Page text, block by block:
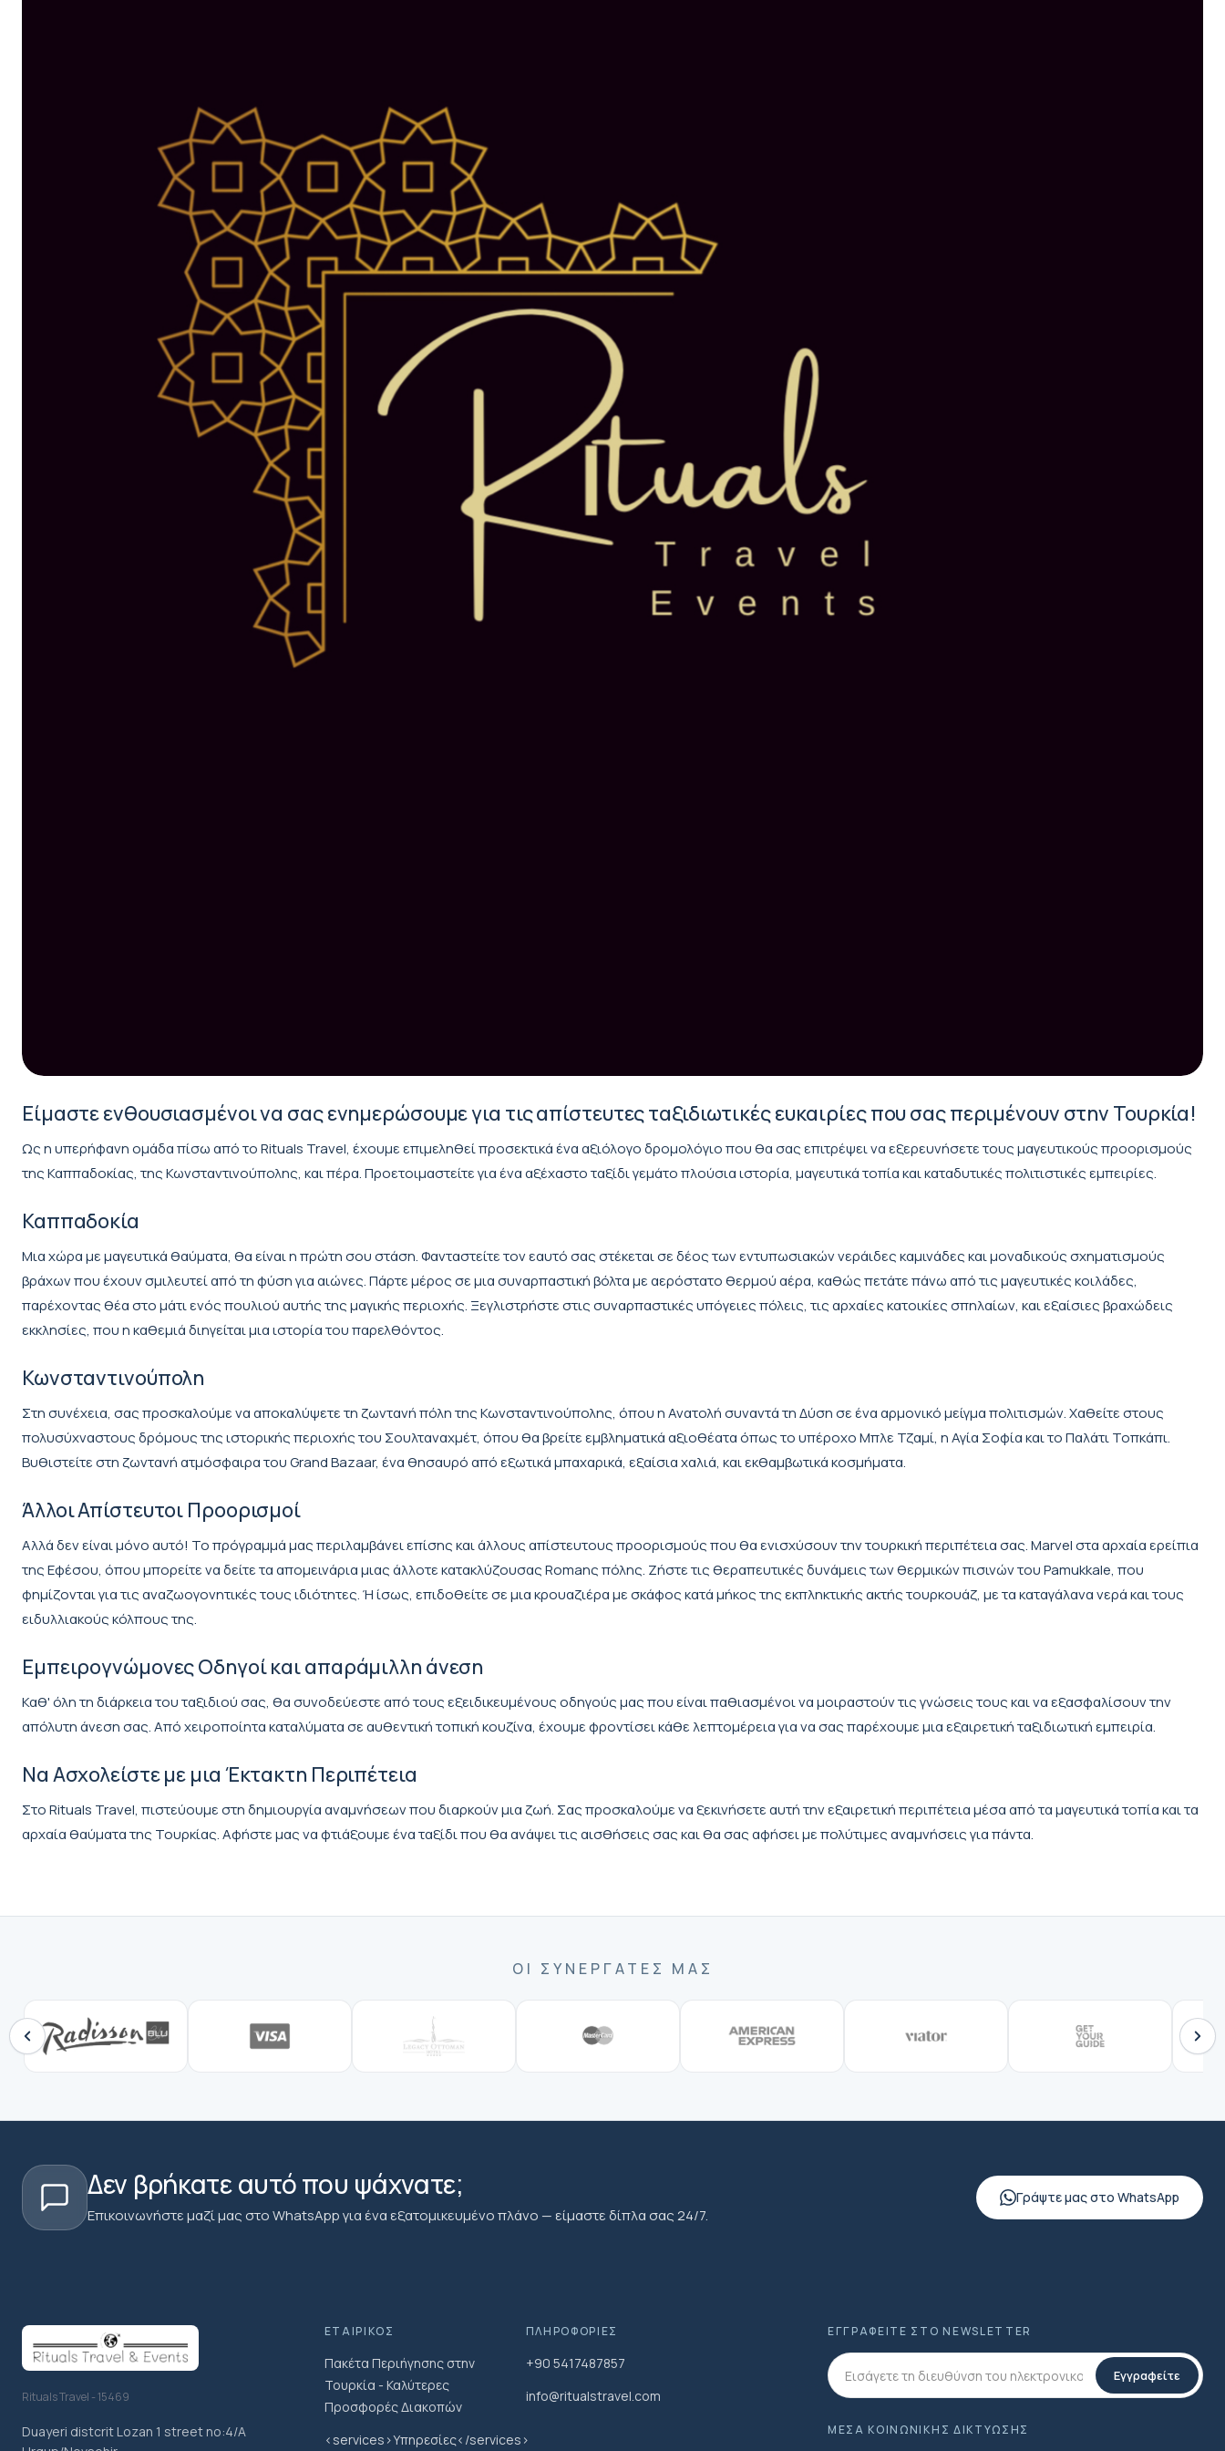
Είμαστε ενθουσιασμένοι να σας ενημερώσουμε για τις απίστευτες ταξιδιωτικές ευκαιρίες που σας περιμένουν στην Τουρκία!
Ως η υπερήφανη ομάδα πίσω από το Rituals Travel, έχουμε επιμεληθεί προσεκτικά ένα αξιόλογο δρομολόγιο που θα σας επιτρέψει να εξερευνήσετε τους μαγευτικούς προορισμούς
της Καππαδοκίας, της Κωνσταντινούπολης, και πέρα. Προετοιμαστείτε για ένα αξέχαστο ταξίδι γεμάτο πλούσια ιστορία, μαγευτικά τοπία και καταδυτικές πολιτιστικές εμπειρίες.
Καππαδοκία
Μια χώρα με μαγευτικά θαύματα, θα είναι η πρώτη σου στάση. Φανταστείτε τον εαυτό σας στέκεται σε δέος των εντυπωσιακών νεράιδες καμινάδες και μοναδικούς σχηματισμούς
βράχων που έχουν σμιλευτεί από τη φύση για αιώνες. Πάρτε μέρος σε μια συναρπαστική βόλτα με αερόστατο θερμού αέρα, καθώς πετάτε πάνω από τις μαγευτικές κοιλάδες,
παρέχοντας θέα στο μάτι ενός πουλιού αυτής της μαγικής περιοχής. Ξεγλιστρήστε στις συναρπαστικές υπόγειες πόλεις, τις αρχαίες κατοικίες σπηλαίων, και εξαίσιες βραχώδεις
εκκλησίες, που η καθεμιά διηγείται μια ιστορία του παρελθόντος.
Κωνσταντινούπολη
Στη συνέχεια, σας προσκαλούμε να αποκαλύψετε τη ζωντανή πόλη της Κωνσταντινούπολης, όπου η Ανατολή συναντά τη Δύση σε ένα αρμονικό μείγμα πολιτισμών. Χαθείτε στους
πολυσύχναστους δρόμους της ιστορικής περιοχής του Σουλταναχμέτ, όπου θα βρείτε εμβληματικά αξιοθέατα όπως το υπέροχο Μπλε Τζαμί, η Αγία Σοφία και το Παλάτι Τοπκάπι.
Βυθιστείτε στη ζωντανή ατμόσφαιρα του Grand Bazaar, ένα θησαυρό από εξωτικά μπαχαρικά, εξαίσια χαλιά, και εκθαμβωτικά κοσμήματα.
Άλλοι Απίστευτοι Προορισμοί
Αλλά δεν είναι μόνο αυτό! Το πρόγραμμά μας περιλαμβάνει επίσης και άλλους απίστευτους προορισμούς που θα ενισχύσουν την τουρκική περιπέτεια σας. Marvel στα αρχαία ερείπια
της Εφέσου, όπου μπορείτε να δείτε τα απομεινάρια μιας άλλοτε κατακλύζουσας Romanς πόλης. Ζήστε τις θεραπευτικές δυνάμεις των θερμικών πισινών του Pamukkale, που
φημίζονται για τις αναζωογονητικές τους ιδιότητες. Ή ίσως, επιδοθείτε σε μια κρουαζιέρα με σκάφος κατά μήκος της εκπληκτικής ακτής τουρκουάζ, με τα καταγάλανα νερά και τους
ειδυλλιακούς κόλπους της.
Εμπειρογνώμονες Οδηγοί και απαράμιλλη άνεση
Καθ' όλη τη διάρκεια του ταξιδιού σας, θα συνοδεύεστε από τους εξειδικευμένους οδηγούς μας που είναι παθιασμένοι να μοιραστούν τις γνώσεις τους και να εξασφαλίσουν την
απόλυτη άνεση σας. Από χειροποίητα καταλύματα σε αυθεντική τοπική κουζίνα, έχουμε φροντίσει κάθε λεπτομέρεια για να σας παρέχουμε μια εξαιρετική ταξιδιωτική εμπειρία.
Να Ασχολείστε με μια Έκτακτη Περιπέτεια
Στο Rituals Travel, πιστεύουμε στη δημιουργία αναμνήσεων που διαρκούν μια ζωή. Σας προσκαλούμε να ξεκινήσετε αυτή την εξαιρετική περιπέτεια μέσα από τα μαγευτικά τοπία και τα
αρχαία θαύματα της Τουρκίας. Αφήστε μας να φτιάξουμε ένα ταξίδι που θα ανάψει τις αισθήσεις σας και θα σας αφήσει με πολύτιμες αναμνήσεις για πάντα.
ΟΙ ΣΥΝΕΡΓΆΤΕΣ ΜΑΣ
Δεν βρήκατε αυτό που ψάχνατε;
Επικοινωνήστε μαζί μας στο WhatsApp για ένα εξατομικευμένο πλάνο — είμαστε δίπλα σας 24/7.
Γράψτε μας στο WhatsApp
Rituals Travel - 15469
Duayeri distcrit Lozan 1 street no:4/A
ΕΤΑΙΡΙΚΌΣ
Πακέτα Περιήγησης στην
Τουρκία - Καλύτερες
Προσφορές Διακοπών
<services>Υπηρεσίες</services>
ΠΛΗΡΟΦΟΡΊΕΣ
+90 5417487857
info@ritualstravel.com
ΕΓΓΡΑΦΕΊΤΕ ΣΤΟ NEWSLETTER
Εγγραφείτε
ΜΕΣΑ ΚΟΙΝΩΝΙΚΗΣ ΔΙΚΤΥΩΣΗΣ